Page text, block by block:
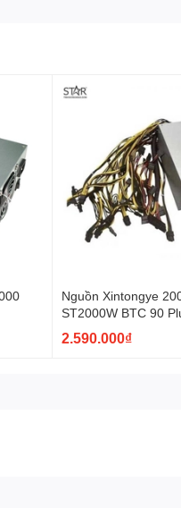
Nguồn Xintongye
ST2000W BTC 90
(Không Box)
2.590.000₫